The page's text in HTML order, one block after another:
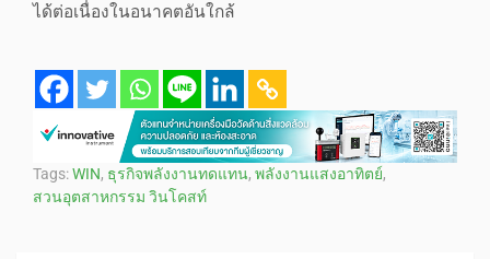
ได้ต่อเนื่องในอนาคตอันใกล้
Tags:WIN, ธุรกิจพลังงานทดแทน, พลังงานแสงอาทิตย์,
สวนอุตสาหกรรม วินโคสท์